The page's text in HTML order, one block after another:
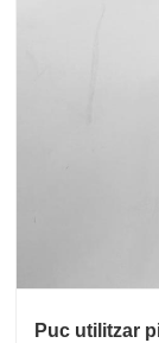
Puc utilitzar